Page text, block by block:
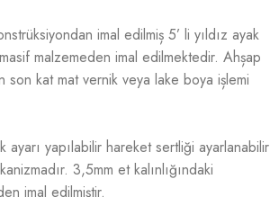
imal edilmiș 5’ li yıldız ayak
malzemeden imal edilmektedir. Ahșap
son kat mat vernik veya lake boya ișlemi
ayarı yapılabilir hareket sertliği ayarlanabilir
3,5mm et kalınlığındaki
imal edilmiștir.